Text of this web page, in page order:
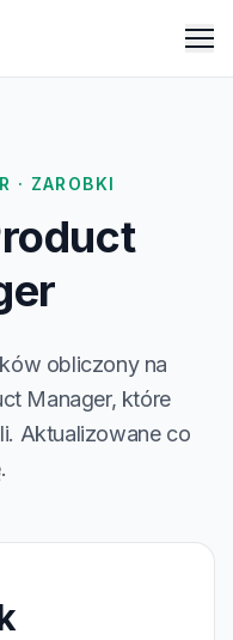
· ZAROBKI
obliczony na
Manager, które
Aktualizowane co